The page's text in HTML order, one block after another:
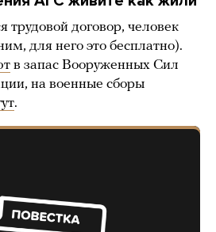
трудовой договор, человек
для него это бесплатно).
в запас Вооруженных Сил
на военные сборы
.